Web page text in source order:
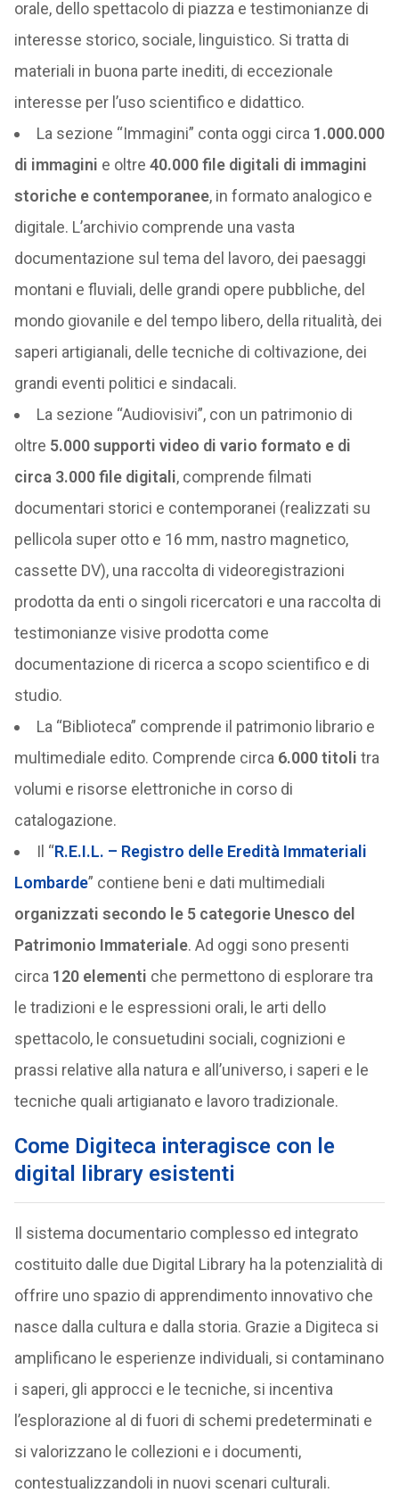
orale, dello spettacolo di piazza e testimonianze di
interesse storico, sociale, linguistico. Si tratta di
materiali in buona parte inediti, di eccezionale
interesse per l’uso scientifico e didattico.
La sezione “Immagini” conta oggi circa 1.000.000
di immagini e oltre 40.000 file digitali di immagini
storiche e contemporanee, in formato analogico e
digitale. L’archivio comprende una vasta
documentazione sul tema del lavoro, dei paesaggi
montani e fluviali, delle grandi opere pubbliche, del
mondo giovanile e del tempo libero, della ritualità, dei
saperi artigianali, delle tecniche di coltivazione, dei
grandi eventi politici e sindacali.
La sezione “Audiovisivi”, con un patrimonio di
oltre 5.000 supporti video di vario formato e di
circa 3.000 file digitali, comprende filmati
documentari storici e contemporanei (realizzati su
pellicola super otto e 16 mm, nastro magnetico,
cassette DV), una raccolta di videoregistrazioni
prodotta da enti o singoli ricercatori e una raccolta di
testimonianze visive prodotta come
documentazione di ricerca a scopo scientifico e di
studio.
La “Biblioteca” comprende il patrimonio librario e
multimediale edito. Comprende circa 6.000 titoli tra
volumi e risorse elettroniche in corso di
catalogazione.
Il “R.E.I.L. – Registro delle Eredità Immateriali
Lombarde” contiene beni e dati multimediali
organizzati secondo le 5 categorie Unesco del
Patrimonio Immateriale. Ad oggi sono presenti
circa 120 elementi che permettono di esplorare tra
le tradizioni e le espressioni orali, le arti dello
spettacolo, le consuetudini sociali, cognizioni e
prassi relative alla natura e all’universo, i saperi e le
tecniche quali artigianato e lavoro tradizionale.
Come Digiteca interagisce con le
digital library esistenti
Il sistema documentario complesso ed integrato
costituito dalle due Digital Library ha la potenzialità di
offrire uno spazio di apprendimento innovativo che
nasce dalla cultura e dalla storia. Grazie a Digiteca si
amplificano le esperienze individuali, si contaminano
i saperi, gli approcci e le tecniche, si incentiva
l’esplorazione al di fuori di schemi predeterminati e
si valorizzano le collezioni e i documenti,
contestualizzandoli in nuovi scenari culturali.